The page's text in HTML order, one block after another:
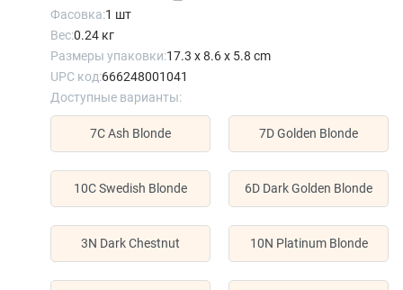
Фасовка:1 шт
Вес:0.24 кг
Размеры упаковки:17.3 x 8.6 x 5.8 cm
UPC код:666248001041
Доступные варианты:
7C Ash Blonde 7D Golden Blonde
10C Swedish Blonde 6D Dark Golden Blonde
3N Dark Chestnut 10N Platinum Blonde